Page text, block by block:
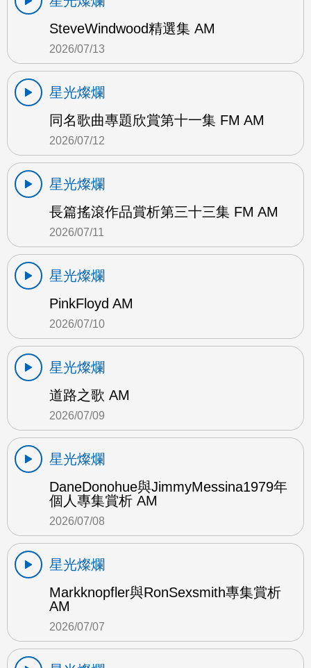
SteveWindwood精選集 AM
2026/07/13
星光燦爛
同名歌曲專題欣賞第十一集 FM AM
2026/07/12
星光燦爛
長篇搖滾作品賞析第三十三集 FM AM
2026/07/11
星光燦爛
PinkFloyd AM
2026/07/10
星光燦爛
道路之歌 AM
2026/07/09
星光燦爛
DaneDonohue與JimmyMessina1979年
個人專集賞析 AM
2026/07/08
星光燦爛
Markknopfler與RonSexsmith專集賞析
AM
2026/07/07